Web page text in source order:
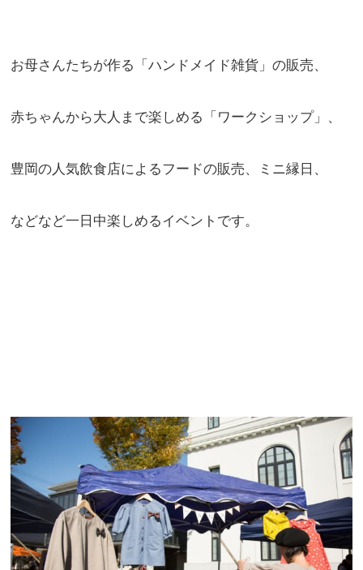
お母さんたちが作る「ハンドメイド雑貨」の販売、
赤ちゃんから大人まで楽しめる「ワークショップ」、
豊岡の人気飲食店によるフードの販売、ミニ縁日、
などなど一日中楽しめるイベントです。